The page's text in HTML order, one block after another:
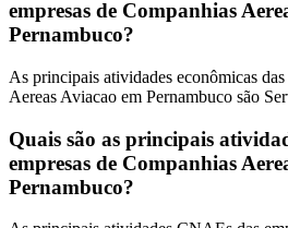
empresas de Companhias
Pernambuco?
As principais atividades econômicas
Aereas Aviacao em Pernambuco são
Quais são as principais
empresas de Companhias
Pernambuco?